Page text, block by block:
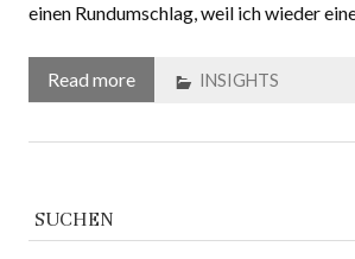
einen Rundumschlag, weil ich wieder
Read more INSIGHTS
SUCHEN